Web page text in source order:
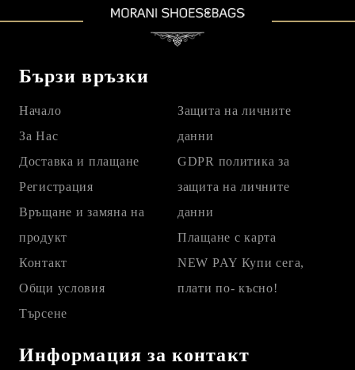
Бързи връзки
Начало
За Нас
Доставка и плащане
Регистрация
Връщане и замяна на
продукт
Контакт
Общи условия
Търсене
Защита на личните
данни
GDPR политика за
защита на личните
данни
Плащане с карта
NEW PAY Купи сега,
плати по- късно!
Информация за контакт